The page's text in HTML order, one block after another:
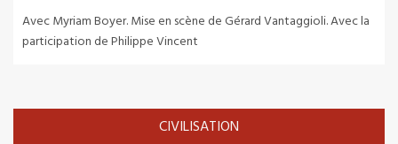
Avec Myriam Boyer. Mise en scène de Gérard Vantaggioli. Avec la
participation de Philippe Vincent
CIVILISATION